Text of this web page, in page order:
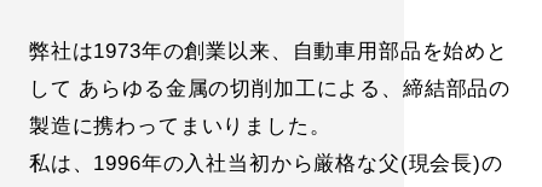
弊社は1973年の創業以来、自動車用部品を始めと
して あらゆる金属の切削加工による、締結部品の
製造に携わってまいりました。
私は、1996年の入社当初から厳格な父(現会長)の